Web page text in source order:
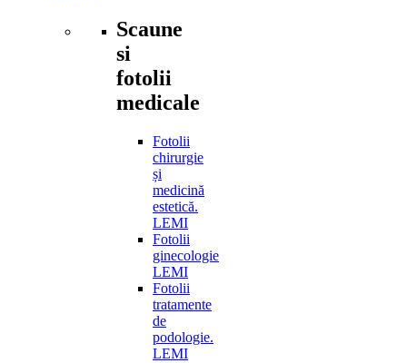
Scaune
si
fotolii
medicale
Fotolii
chirurgie
și
medicină
estetică.
LEMI
Fotolii
ginecologie
LEMI
Fotolii
tratamente
de
podologie.
LEMI